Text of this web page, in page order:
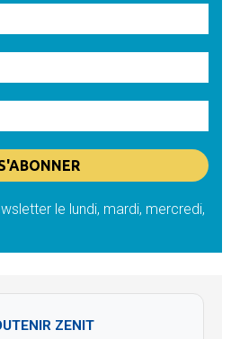
le lundi, mardi, mercredi,
ZENIT